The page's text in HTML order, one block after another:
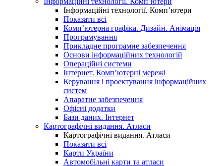
Інформаційні технології. Комп’ютери
Показати всі
Комп’ютерна графіка. Дизайн. Анімація
Програмування
Прикладне програмне забезпечення
Основи інформаційних технологій
Операційні системи
Інтернет. Комп’ютерні мережі
Керування і проектування інформаційних
систем
Апаратне забезпечення
Офісні додатки
Бази даних. Інтернет
Картографічні видання. Атласи
Картографічні видання. Атласи
Показати всі
Карти України
Автомобільні карти та атласи